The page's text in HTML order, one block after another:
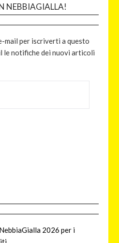
NEBBIAGIALLA!
mail per iscriverti a questo
le notifiche dei nuovi articoli
2026 per i